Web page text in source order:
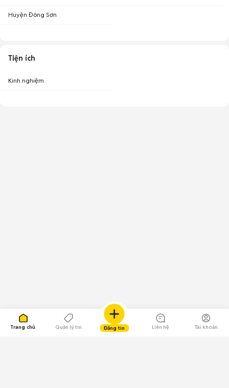
Trang chủ Quản lý tin Đăng tin Liên hệ Tài khoản
Huyện Đông Sơn
Tiện ích
Kinh nghiệm